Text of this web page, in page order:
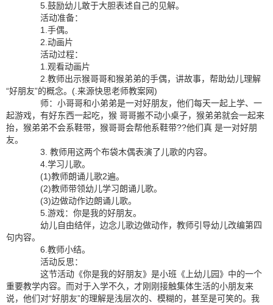
5.鼓励幼儿敢于大胆表述自己的见解。
活动准备：
1.手偶。
2.动画片
活动过程：
1.观看动画片
2.教师出示猴哥哥和猴弟弟的手偶，讲故事，帮助幼儿理解
“好朋友”的概念。(.来源快思老师教案网)
师：小哥哥和小弟弟是一对好朋友，他们每天一起上学、一
起游戏，有好东西一起吃，猴 哥哥搬不动小桌子，猴弟弟就会一起来
抬，猴弟弟不会系鞋带，猴哥哥会帮他系鞋带??他们真 是一对好朋
友。
3. 教师用这两个布袋木偶表演了儿歌的内容。
4.学习儿歌。
(1)教师朗诵儿歌2遍。
(2)教师带领幼儿学习朗诵儿歌。
(3)边做动作边朗诵儿歌。
5.游戏：你是我的好朋友。
幼儿自由结伴，边念儿歌边做动作，教师引导幼儿改编第四
句内容。
6.教师小结。
活动反思：
这节活动《你是我的好朋友》是小班《上幼儿园》中的一个
重要教学内容。而对于入学不久，才刚刚接触集体生活的小朋友来
说，他们对“好朋友”的理解是浅层次的、模糊的，甚至是可笑的。我